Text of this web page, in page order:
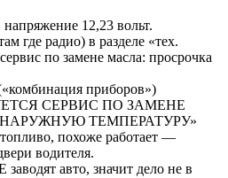
12,23 вольт.
где радио) в разделе «тех.
по замене масла: просрочка
приборов»)
СЕРВИС ПО ЗАМЕНЕ
ТЕМПЕРАТУРУ»
похоже работает —
водителя.
авто, значит дело не в